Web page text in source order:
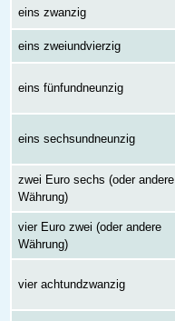
eins zwanzig
eins zweiundvierzig
eins fünfundneunzig
eins sechsundneunzig
zwei Euro sechs (oder andere
Währung)
vier Euro zwei (oder andere
Währung)
vier achtundzwanzig